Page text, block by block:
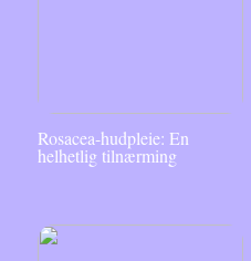
Rosacea-hudpleie: En
helhetlig tilnærming